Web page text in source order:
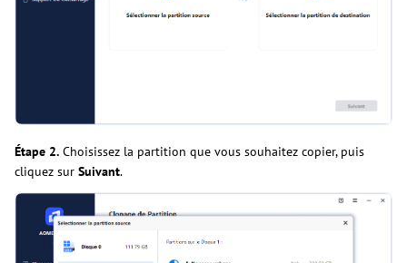
Étape 2. Choisissez la partition que vous souhaitez copier, puis
cliquez sur Suivant.